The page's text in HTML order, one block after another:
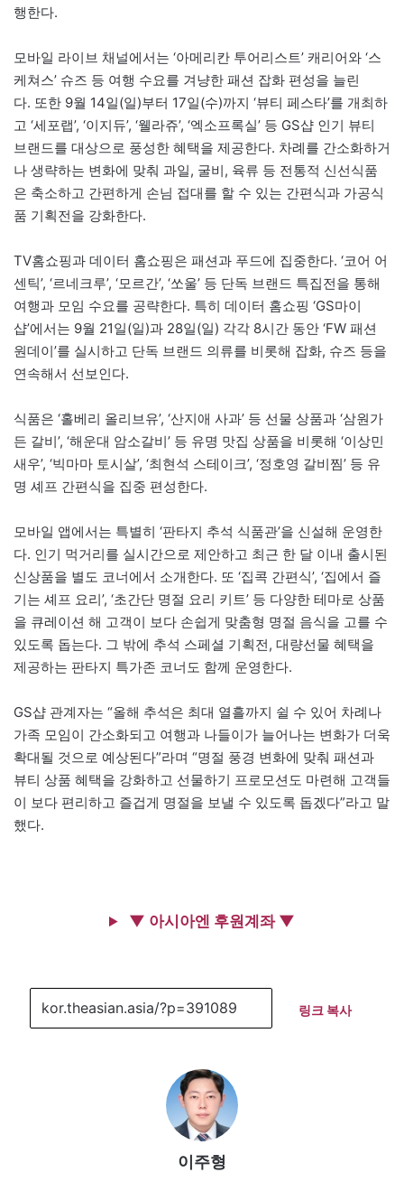
행한다.
모바일 라이브 채널에서는 ‘아메리칸 투어리스트’ 캐리어와 ‘스
케쳐스’ 슈즈 등 여행 수요를 겨냥한 패션 잡화 편성을 늘린
다. 또한 9월 14일(일)부터 17일(수)까지 ‘뷰티 페스타’를 개최하
고 ‘세포랩’, ‘이지듀’, ‘웰라쥬’, ‘엑소프록실’ 등 GS샵 인기 뷰티
브랜드를 대상으로 풍성한 혜택을 제공한다. 차례를 간소화하거
나 생략하는 변화에 맞춰 과일, 굴비, 육류 등 전통적 신선식품
은 축소하고 간편하게 손님 접대를 할 수 있는 간편식과 가공식
품 기획전을 강화한다.
TV홈쇼핑과 데이터 홈쇼핑은 패션과 푸드에 집중한다. ‘코어 어
센틱’, ‘르네크루’, ‘모르간’, ‘쏘울’ 등 단독 브랜드 특집전을 통해
여행과 모임 수요를 공략한다. 특히 데이터 홈쇼핑 ‘GS마이
샵’에서는 9월 21일(일)과 28일(일) 각각 8시간 동안 ‘FW 패션
원데이’를 실시하고 단독 브랜드 의류를 비롯해 잡화, 슈즈 등을
연속해서 선보인다.
식품은 ‘홀베리 올리브유’, ‘산지애 사과’ 등 선물 상품과 ‘삼원가
든 갈비’, ‘해운대 암소갈비’ 등 유명 맛집 상품을 비롯해 ‘이상민
새우’, ‘빅마마 토시살’, ‘최현석 스테이크’, ‘정호영 갈비찜’ 등 유
명 셰프 간편식을 집중 편성한다.
모바일 앱에서는 특별히 ‘판타지 추석 식품관’을 신설해 운영한
다. 인기 먹거리를 실시간으로 제안하고 최근 한 달 이내 출시된
신상품을 별도 코너에서 소개한다. 또 ‘집콕 간편식’, ‘집에서 즐
기는 셰프 요리’, ‘초간단 명절 요리 키트’ 등 다양한 테마로 상품
을 큐레이션 해 고객이 보다 손쉽게 맞춤형 명절 음식을 고를 수
있도록 돕는다. 그 밖에 추석 스페셜 기획전, 대량선물 혜택을
제공하는 판타지 특가존 코너도 함께 운영한다.
GS샵 관계자는 “올해 추석은 최대 열흘까지 쉴 수 있어 차례나
가족 모임이 간소화되고 여행과 나들이가 늘어나는 변화가 더욱
확대될 것으로 예상된다”라며 “명절 풍경 변화에 맞춰 패션과
뷰티 상품 혜택을 강화하고 선물하기 프로모션도 마련해 고객들
이 보다 편리하고 즐겁게 명절을 보낼 수 있도록 돕겠다”라고 말
했다.
▼ 아시아엔 후원계좌 ▼
링크 복사
이주형